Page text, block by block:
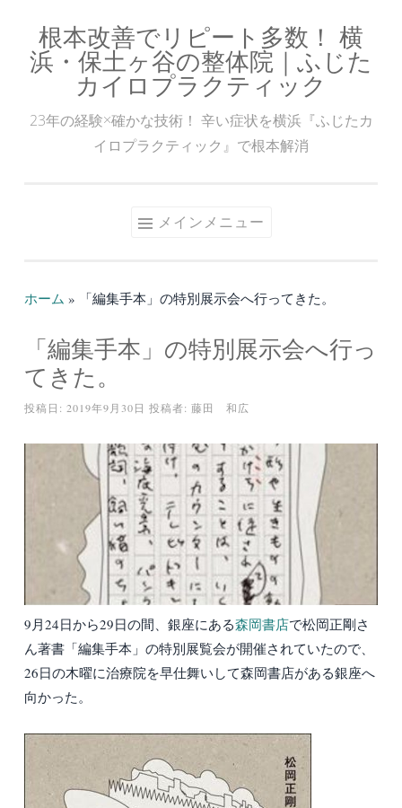
ン
根本改善でリピート多数！ 横
浜・保土ヶ谷の整体院｜ふじた
カイロプラクティック
23年の経験×確かな技術！ 辛い症状を横浜『ふじたカ
イロプラクティック』で根本解消
メインメニュー
ホーム » 「編集手本」の特別展示会へ行ってきた。
「編集手本」の特別展示会へ行っ
てきた。
投稿日: 2019年9月30日 投稿者: 藤田 和広
9月24日から29日の間、銀座にある森岡書店で松岡正剛さ
ん著書「編集手本」の特別展覧会が開催されていたので、
26日の木曜に治療院を早仕舞いして森岡書店がある銀座へ
向かった。